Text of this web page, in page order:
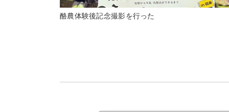
酪農体験後記念撮影を行った